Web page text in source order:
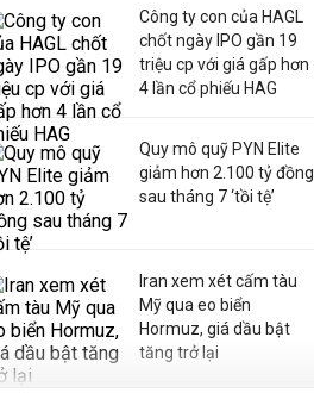
Công ty con của HAGL
chốt ngày IPO gần 19
triệu cp với giá gấp hơn
4 lần cổ phiếu HAG
Quy mô quỹ PYN Elite
giảm hơn 2.100 tỷ đồng
sau tháng 7 ‘tồi tệ’
Iran xem xét cấm tàu
Mỹ qua eo biển
Hormuz, giá dầu bật
tăng trở lại